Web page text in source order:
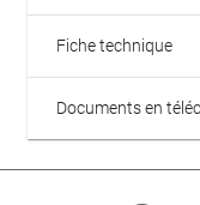
Fiche technique
Documents en